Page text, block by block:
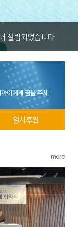
설립되었습니다
이에게 꿈을 주세
일시후원
more